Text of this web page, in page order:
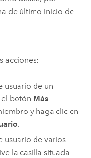
de último inicio de
acciones:
usuario de un
botón Más
y haga clic en
.
usuario de varios
la casilla situada